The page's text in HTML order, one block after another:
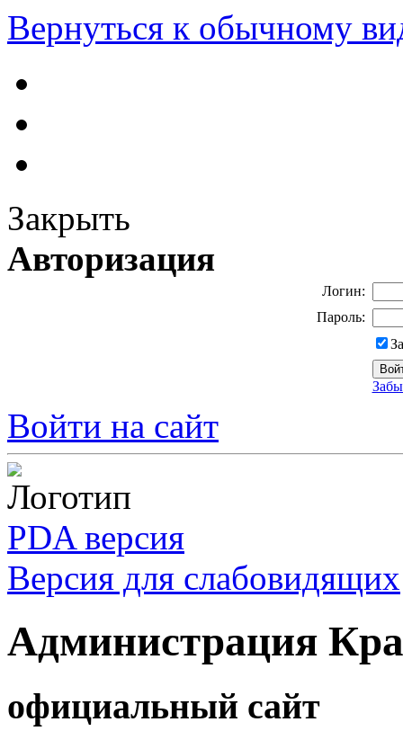
Вернуться к обычному
Закрыть
Авторизация
Логин:
Пароль:
Войти на сайт
PDA версия
Версия для слабовидящих
Администрация
официальный сайт